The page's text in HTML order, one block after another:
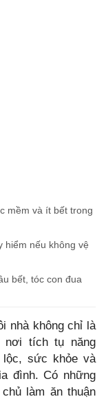
mềm và ít bết trong
hiểm nếu không vệ
bết, tóc con đua
nhà không chỉ là
nơi tích tụ năng
sức khỏe và
đình. Có những
làm ăn thuận